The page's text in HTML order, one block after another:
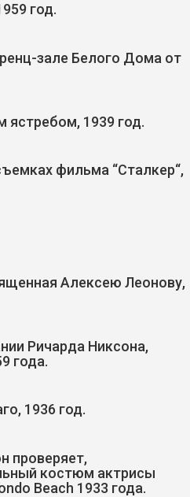
год.
зале Белого Дома от
1939 год.
фильма “Сталкер“,
Алексею Леонову,
Ричарда Никсона,
года.
1936 год.
проверяет,
костюм актрисы
Beach 1933 года.